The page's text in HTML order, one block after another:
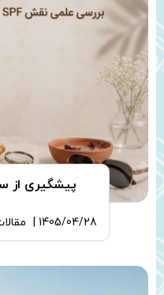
پیشگیری از
1405/04/28 |